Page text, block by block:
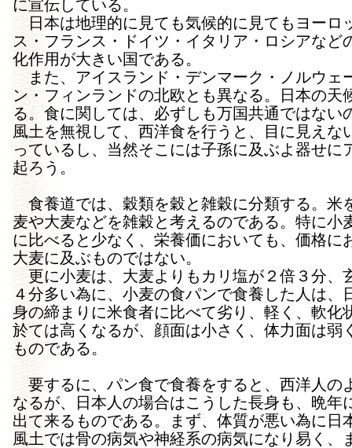
に宣伝している。
日本は地理的に見ても気候的に見てもヨーロ
ス・フランス・ドイツ・イタリア・ロシアなど
化作用が大きい国である。
また、アイスランド・デンマーク・ノルウェ
ン・フィンランドの北欧とも異なる。日本の天
る。食に関しては、必ずしも万国共通ではない
風土を無視して、西洋食を行うと、目に見えな
っているし、当然そこには子孫に及ぶよ器せに
起ろう。
食養道では、穀類を穀と雑穀に分類する。米
麦や大麦などを雑穀と考えるのである。特に小
に比べると少なく、栄養価においても、価格に
大麦に及ぶものではない。
更に小麦は、大麦よりもカリ塩が２倍３分、
４分多い為に、小麦の食パンで食養した人は、
身の締まりに米食者に比べて劣り、軽く、軟化
於ては高くなるが、顔面は小さく、体力面は弱
ものである。
要するに、パン食で食養をすると、西洋人の
なるが、日本人の場合はこうした長身も、晩年
出て来るものである。まず、体質が悪い為に日
風土では骨の病気や神経系の病気になり易く、